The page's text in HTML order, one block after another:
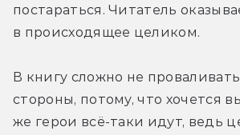
постараться. Читатель
в происходящее целиком.
В книгу сложно не
стороны, потому, что хочется
же герои всё-таки идут, ведь